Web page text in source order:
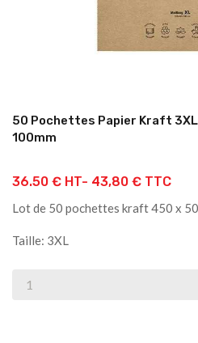
50 Pochettes Papier Kraft
100mm
36.50 € HT- 43,80 € TTC
Lot de 50 pochettes kraft 450 x
Taille: 3XL